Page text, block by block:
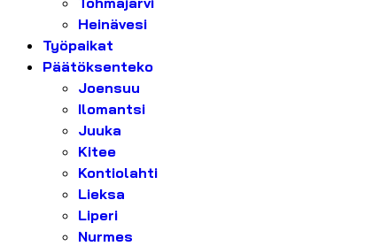
Heinävesi
Työpaikat
Päätöksenteko
Joensuu
Ilomantsi
Juuka
Kitee
Kontiolahti
Lieksa
Liperi
Nurmes